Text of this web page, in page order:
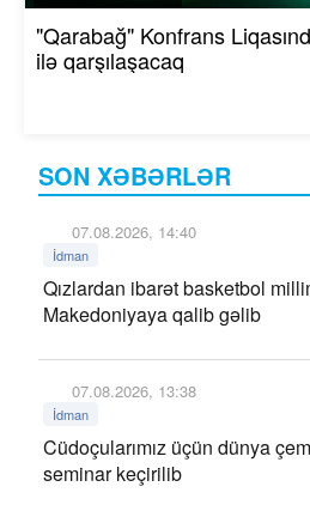
SON XƏBƏRLƏR
07.08.2026, 14:40
İdman
Qızlardan ibarət basketbol
Makedoniyaya qalib gəlib
07.08.2026, 13:38
İdman
Cüdoçularımız üçün dünya
seminar keçirilib
"Qarabağ" Konfrans
ilə qarşılaşacaq